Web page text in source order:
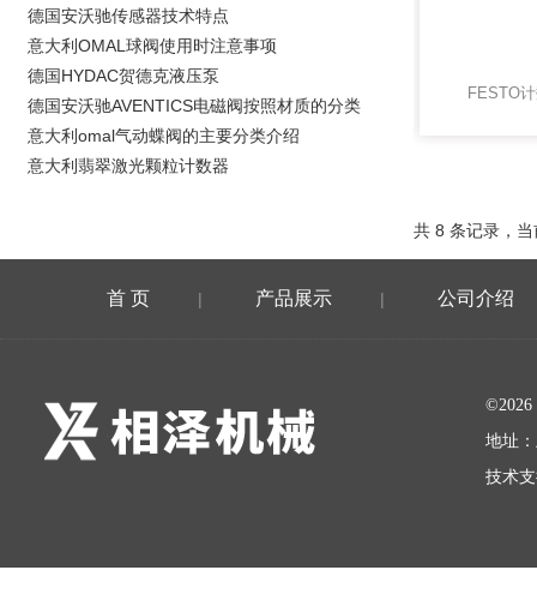
FESTO
共 8 条记录，
德国安沃驰传感器技术特点
意大利OMAL球阀使用时注意事项
德国HYDAC贺德克液压泵
德国安沃驰AVENTICS电磁阀按照材质的分类
意大利omal气动蝶阀的主要分类介绍
意大利翡翠激光颗粒计数器
首 页 | 产品展示 | 公司介绍
地址
技术